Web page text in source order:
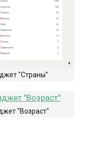
"Страны"
"Возраст"